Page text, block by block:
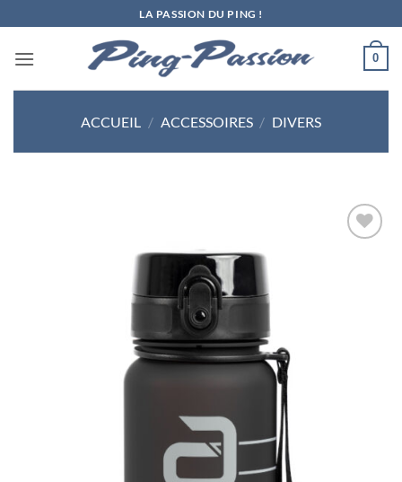
au
contenu
LA PASSION DU PING !
0
ACCUEIL / ACCESSOIRES / DIVERS